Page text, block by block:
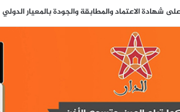
تحوّل الإعلام الإسباني إلى ساحة مواجهة مع